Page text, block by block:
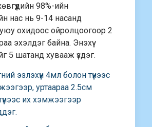
98%-ийн
нас нь 9-14 насанд
охидоос ойролцоогоор 2
эхэлдэг байна. Энэхүү
5 шатанд хувааж үздэг.
эзлэхүүн 4мл болон түүнээс
уртаараа 2.5см
их хэмжээгээр